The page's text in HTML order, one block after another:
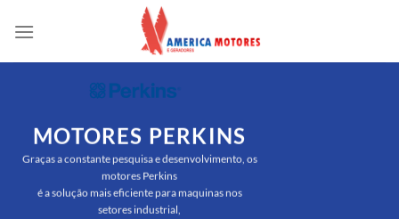
MOTORES PERKINS
Graças a constante pesquisa e desenvolvimento, os
motores Perkins
é a solução mais eficiente para maquinas nos
setores industrial,